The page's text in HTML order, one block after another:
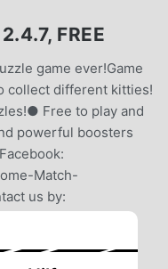
FREE
game ever!Game
collect different kitties!
Free to play and
powerful boosters
Match-
us by: